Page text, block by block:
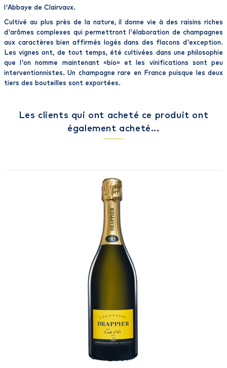
l'Abbaye de Clairvaux.
Cultivé au plus près de la nature, il donne vie à des raisins riches
d'arômes complexes qui permettront l'élaboration de champagnes
aux caractères bien affirmés logés dans des flacons d'exception.
Les vignes ont, de tout temps, été cultivées dans une philosophie
que l'on nomme maintenant « bio» et les vinifications sont peu
interventionnistes.Un champagne rare en France puisque les deux
tiers des bouteilles sont exportées.
Les clients qui ont acheté ce produit ont
également acheté...